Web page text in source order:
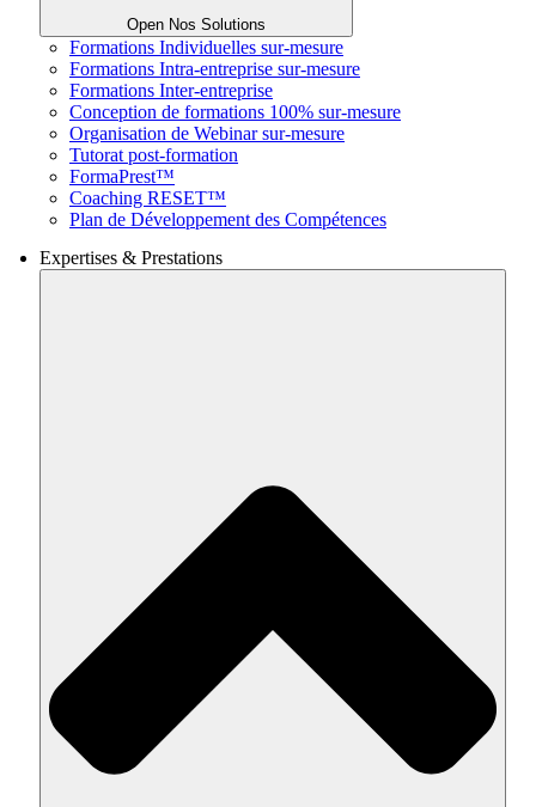
Open Nos Solutions
Formations Individuelles sur-mesure
Formations Intra-entreprise sur-mesure
Formations Inter-entreprise
Conception de formations 100% sur-mesure
Organisation de Webinar sur-mesure
Tutorat post-formation
FormaPrest™
Coaching RESET™
Plan de Développement des Compétences
Expertises & Prestations